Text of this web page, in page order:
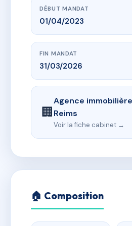
DÉBUT MANDAT
01/04/2023
FIN MANDAT
31/03/2026
🏢
Agence
Reims
Voir la fiche cabinet →
🏠 Composition